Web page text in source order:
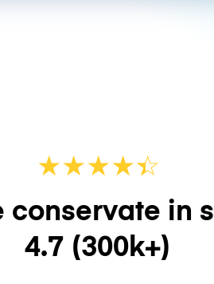
★★★★☆
★
conservate in
4.7 (300k+)